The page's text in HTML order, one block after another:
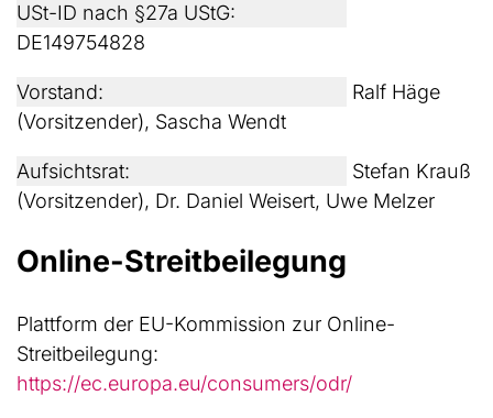
USt-ID nach §27a UStG:
DE149754828
Vorstand:
Ralf Häge
(Vorsitzender), Sascha Wendt
Aufsichtsrat:
Stefan Krauß
(Vorsitzender), Dr. Daniel Weisert, Uwe Melzer
Online-Streitbeilegung
Plattform der EU-Kommission zur Online-
Streitbeilegung:
https://ec.europa.eu/consumers/odr/